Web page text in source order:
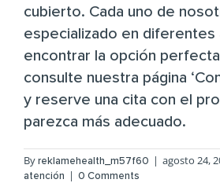
cubierto. Cada uno de
especializado en diferentes
encontrar la opción
consulte nuestra página
y reserve una cita con el
parezca más adecuado.
Byreklamehealth_m57f60 | agosto 24,
atención | 0 Comments